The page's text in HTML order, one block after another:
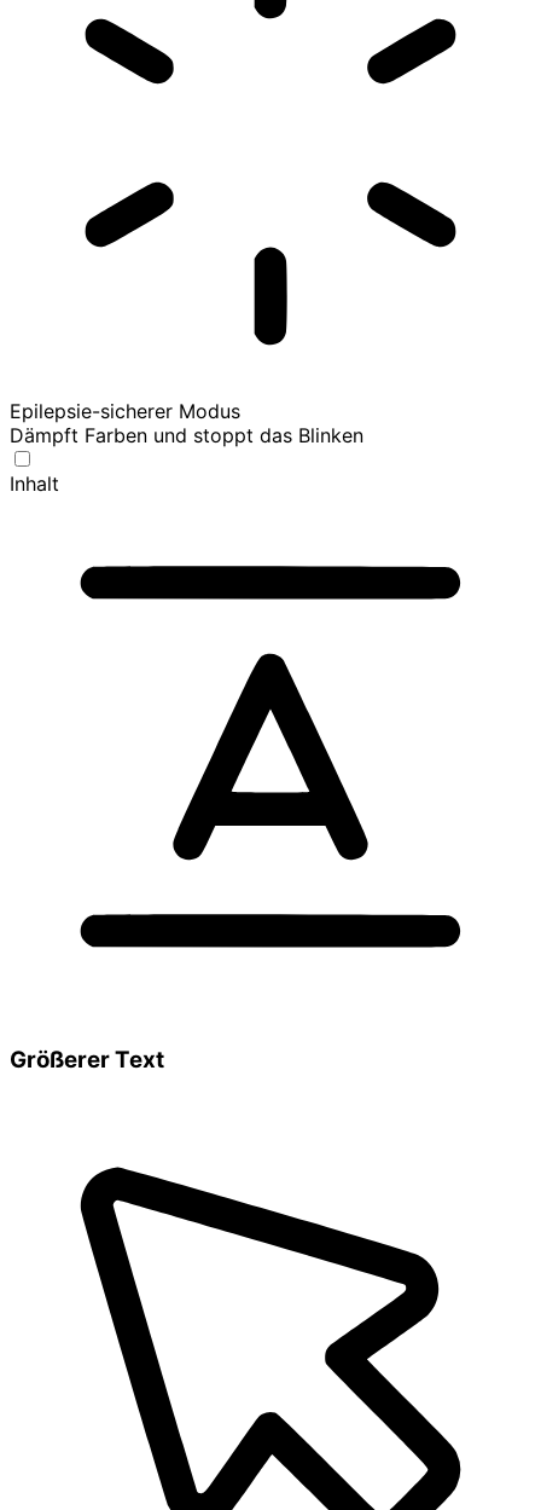
Epilepsie-sicherer Modus
Dämpft Farben und stoppt das Blinken
Inhalt
Größerer Text